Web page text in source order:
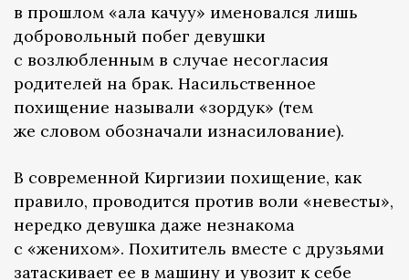
в прошлом «ала качуу» именовался лишь
добровольный побег девушки
с возлюбленным в случае несогласия
родителей на брак. Насильственное
похищение называли «зордук» (тем
же словом обозначали изнасилование).
В современной Киргизии похищение, как
правило, проводится против воли «невесты»,
нередко девушка даже незнакома
с «женихом». Похититель вместе с друзьями
затаскивает ее в машину и увозит к себе